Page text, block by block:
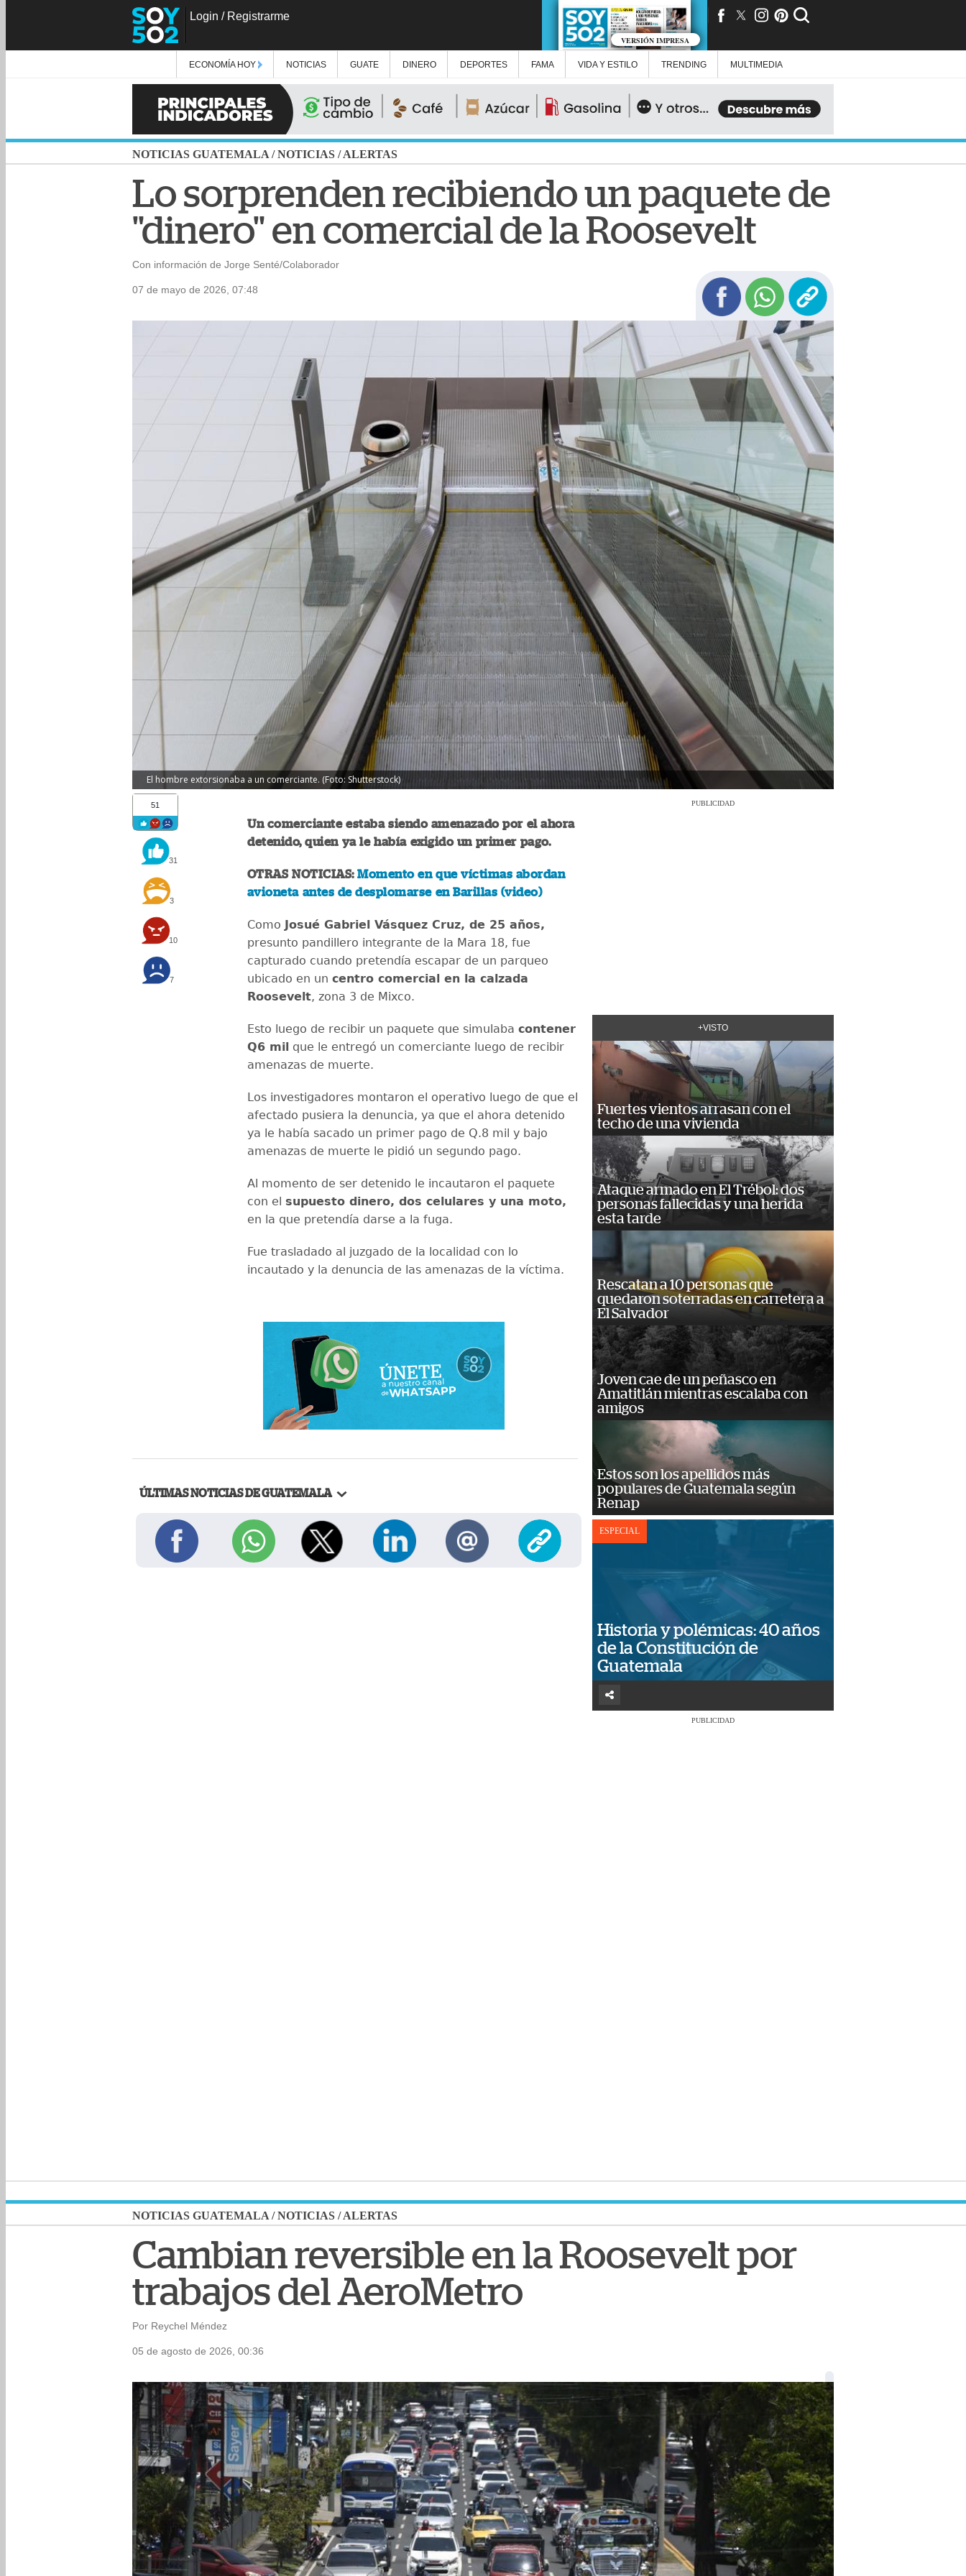
Login / Registrarme
VERSIÓN IMPRESA
ECONOMÍA HOY NOTICIAS GUATE DINERO DEPORTES FAMA VIDA Y ESTILO TRENDING MULTIMEDIA
NOTICIAS GUATEMALA /NOTICIAS /ALERTAS
Lo sorprenden recibiendo un paquete de
"dinero" en comercial de la Roosevelt
Con información de Jorge Senté/Colaborador
07 de mayo de 2026, 07:48
El hombre extorsionaba a un comerciante. (Foto: Shutterstock)
51
31
3
10
7
Un comerciante estaba siendo amenazado por el ahora
detenido, quien ya le había exigido un primer pago.
OTRAS NOTICIAS:Momento en que víctimas abordan
avioneta antes de desplomarse en Barillas (video)
Como Josué Gabriel Vásquez Cruz, de 25 años,
presunto pandillero integrante de la Mara 18, fue
capturado cuando pretendía escapar de un parqueo
ubicado en un centro comercial en la calzada
Roosevelt, zona 3 de Mixco.
Esto luego de recibir un paquete que simulaba contener
Q6 mil que le entregó un comerciante luego de recibir
amenazas de muerte.
Los investigadores montaron el operativo luego de que el
afectado pusiera la denuncia, ya que el ahora detenido
ya le había sacado un primer pago de Q.8 mil y bajo
amenazas de muerte le pidió un segundo pago.
Al momento de ser detenido le incautaron el paquete
con el supuesto dinero, dos celulares y una moto,
en la que pretendía darse a la fuga.
Fue trasladado al juzgado de la localidad con lo
incautado y la denuncia de las amenazas de la víctima.
ÚLTIMAS NOTICIAS DE GUATEMALA
PUBLICIDAD
+VISTO
Fuertes vientos arrasan con el
techo de una vivienda
Ataque armado en El Trébol: dos
personas fallecidas y una herida
esta tarde
Rescatan a 10 personas que
quedaron soterradas en carretera a
El Salvador
Joven cae de un peñasco en
Amatitlán mientras escalaba con
amigos
Estos son los apellidos más
populares de Guatemala según
Renap
ESPECIAL
Historia y polémicas: 40 años
de la Constitución de
Guatemala
PUBLICIDAD
NOTICIAS GUATEMALA /NOTICIAS /ALERTAS
Cambian reversible en la Roosevelt por
trabajos del AeroMetro
Por Reychel Méndez
05 de agosto de 2026, 00:36